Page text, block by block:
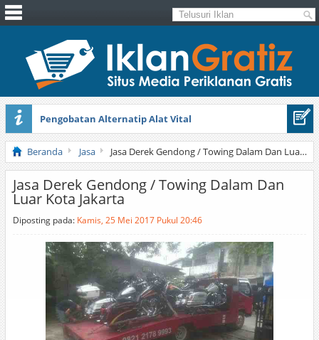
Pengobatan Alternatip Alat Vital
Pita Cantik Pesona
Beranda Jasa Jasa Derek Gendong / Towing Dalam Dan Luar Kota Jakarta
Jasa Derek Gendong / Towing Dalam Dan
Luar Kota Jakarta
Diposting pada: Kamis, 25 Mei 2017 Pukul 20:46